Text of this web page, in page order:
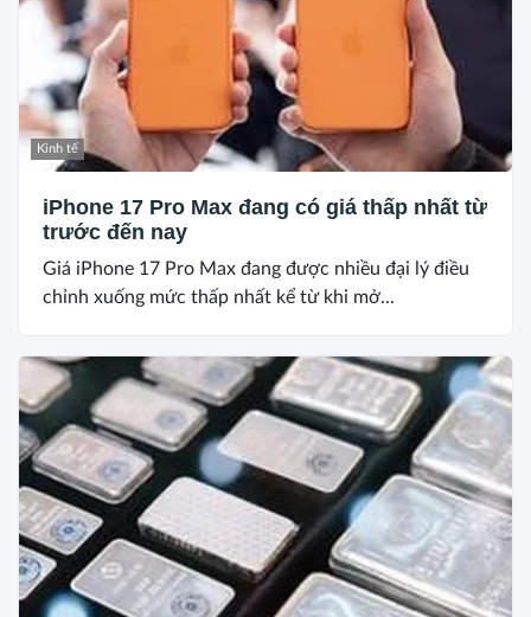
Kinh tế
iPhone 17 Pro Max đang có giá thấp nhất từ
trước đến nay
Giá iPhone 17 Pro Max đang được nhiều đại lý điều
chỉnh xuống mức thấp nhất kể từ khi mở...